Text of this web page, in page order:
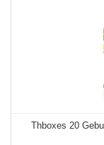
Thboxes 20